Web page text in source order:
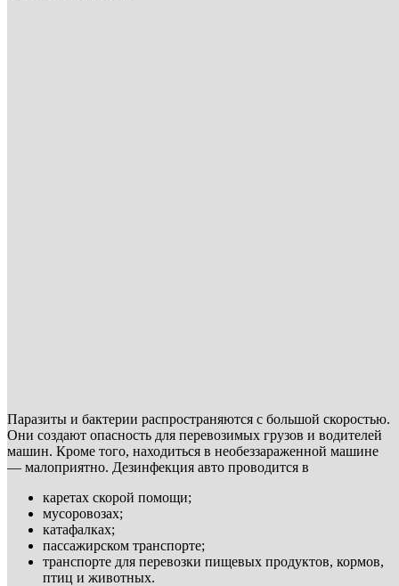
Паразиты и бактерии распространяются с большой скоростью.
Они создают опасность для перевозимых грузов и водителей
машин. Кроме того, находиться в необеззараженной машине
— малоприятно. Дезинфекция авто проводится в
каретах скорой помощи;
мусоровозах;
катафалках;
пассажирском транспорте;
транспорте для перевозки пищевых продуктов, кормов,
птиц и животных.